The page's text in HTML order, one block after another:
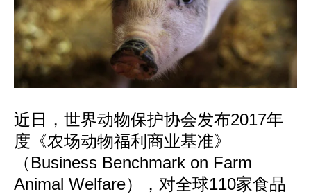
近日，世界动物保护协会发布2017年
度《农场动物福利商业基准》
（Business Benchmark on Farm
Animal Welfare），对全球110家食品